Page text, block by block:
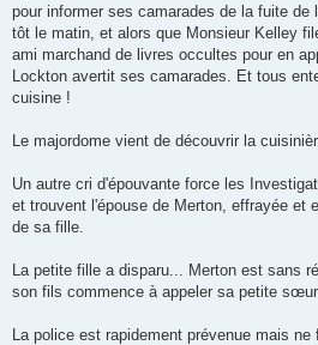
pour informer ses camarades de la fuite de
tôt le matin, et alors que Monsieur Kelley
ami marchand de livres occultes pour en
Lockton avertit ses camarades. Et tous
cuisine !
Le majordome vient de découvrir la
Un autre cri d'épouvante force les
et trouvent l'épouse de Merton, effrayée et
de sa fille.
La petite fille a disparu... Merton est sans
son fils commence à appeler sa petite sœur
La police est rapidement prévenue mais